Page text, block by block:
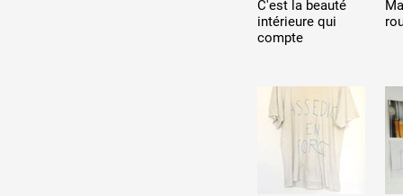
C'est la beauté
intérieure qui
compte